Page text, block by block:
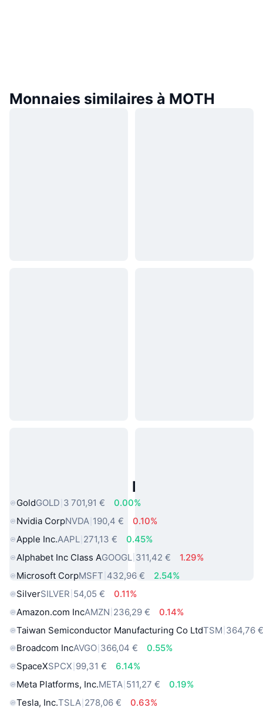
Monnaies similaires à MOTH
Actifs du Monde Réel Populaires
GoldGOLD 3 701,91 €
0.00%
Nvidia CorpNVDA 190,4 €
0.10%
Apple Inc.AAPL 271,13 €
0.45%
Alphabet Inc Class AGOOGL 311,42 €
1.29%
Microsoft CorpMSFT 432,96 €
2.54%
SilverSILVER 54,05 €
0.11%
Amazon.com IncAMZN 236,29 €
0.14%
Taiwan Semiconductor Manufacturing Co LtdTSM 364,76
Broadcom IncAVGO 366,04 €
0.55%
SpaceXSPCX 99,31 €
6.14%
Meta Platforms, Inc.META 511,27 €
0.19%
Tesla, Inc.TSLA 278,06 €
0.63%